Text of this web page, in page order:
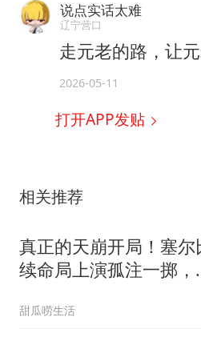
说点实话太难
辽宁营口
走元老的路，让
2026-05-11
打开APP发贴
相关推荐
真正的天崩开局！塞尔
续命局上演孤注一掷，
甜瓜唠生活